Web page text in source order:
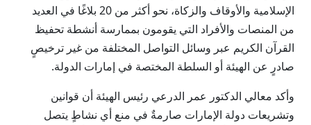
الإسلامية والأوقاف والزكاة، نحو أكثر من 20 بلاغًا في العديد
من المنصات والأفراد التي يقومون بممارسة أنشطة تحفيظ
القرآن الكريم عبر وسائل التواصل المختلفة من غير ترخيصٍ
صادرٍ عن الهيئة أو السلطة المختصة في إمارات الدولة.
وأكد معالي الدكتور عمر الدرعي رئيس الهيئة أن قوانين
وتشريعات دولة الإمارات صارمةٌ في منع أي نشاطٍ يتصل